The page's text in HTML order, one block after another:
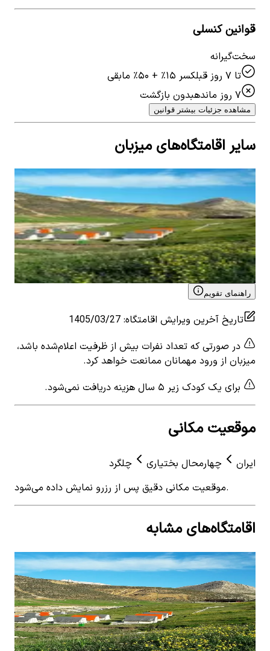
قوانین کنسلی
سخت‌گیرانه
تا ۷ روز قبل
کسر ۱۵٪ + ۵۰٪ مابقی
۷ روز مانده
بدون بازگشت
مشاهده جزئیات بیشتر قوانین
سایر اقامتگاه‌های میزبان
اجاره چادر بومگردی عشایری در حومه چلگرد -
کوهرنگ
0 اتاق خواب4 نفر 5
۲٬۱۲۰٬۰۰۰تومان
View details for اجاره چادر بومگردی عشایری در حومه
چلگرد - کوهرنگ
راهنمای تقویم
تاریخ آخرین ویرایش اقامتگاه:
1405/03/27
در صورتی که تعداد نفرات بیش از ظرفیت اعلام‌شده باشد،
میزبان از ورود مهمانان ممانعت خواهد کرد.
برای یک کودک زیر ۵ سال هزینه دریافت نمی‌شود.
موقعیت مکانی
ایران چهارمحال بختیاری
چلگرد
موقعیت مکانی دقیق پس از رزرو نمایش داده می‌شود.
اقامتگاه‌های مشابه
View details for اجاره چادر بومگردی عشایری در حومه
چلگرد - کوهرنگ
اجاره چادر بومگردی عشایری در حومه چلگرد -
کوهرنگ
0 اتاق خواب4 نفر